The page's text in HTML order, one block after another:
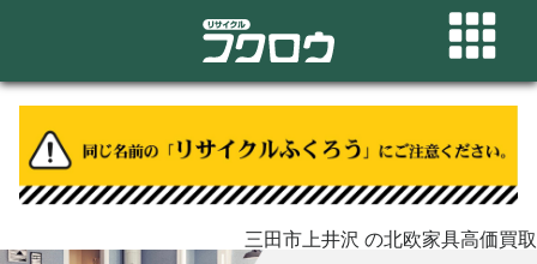
三田市上井沢 の北欧家具高価買取